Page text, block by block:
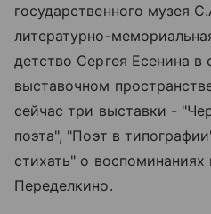
государственного музея
литературно-
детство Сергея Есенина в
выставочном
сейчас три выставки -
поэта", "Поэт в
стихать" о воспоминаниях
Переделкино.